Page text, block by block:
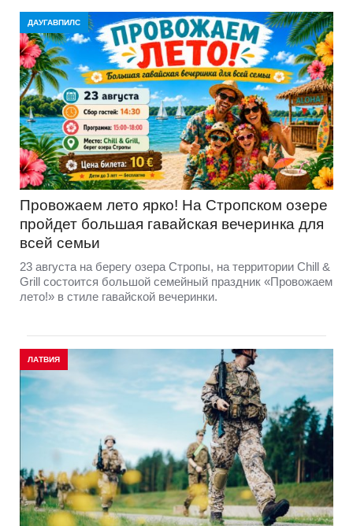
ДАУГАВПИЛС
Провожаем лето ярко! На Стропском озере
пройдет большая гавайская вечеринка для
всей семьи
23 августа на берегу озера Стропы, на территории Chill &
Grill состоится большой семейный праздник «Провожаем
лето!» в стиле гавайской вечеринки.
ЛАТВИЯ